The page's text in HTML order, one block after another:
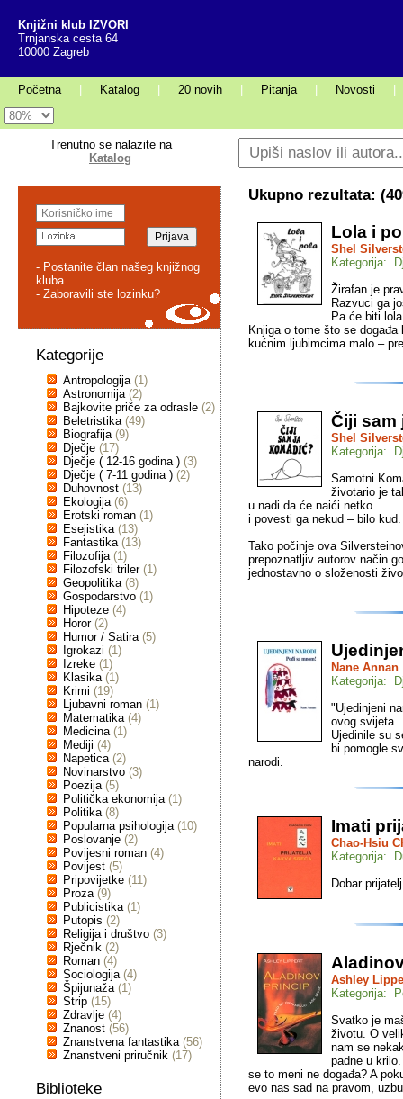
Knjižni klub IZVORI
Trnjanska cesta 64
10000 Zagreb
Početna Katalog 20 novih Pitanja Novosti
Trenutno se nalazite na
Katalog
- Postanite član našeg knjižnog
kluba.
- Zaboravili ste lozinku?
Kategorije
Antropologija (1)
Astronomija (2)
Bajkovite priče za odrasle (2)
Beletristika (49)
Biografija (9)
Dječje (17)
Dječje ( 12-16 godina ) (3)
Dječje ( 7-11 godina ) (2)
Duhovnost (13)
Ekologija (6)
Erotski roman (1)
Esejistika (13)
Fantastika (13)
Filozofija (1)
Filozofski triler (1)
Geopolitika (8)
Gospodarstvo (1)
Hipoteze (4)
Horor (2)
Humor / Satira (5)
Igrokazi (1)
Izreke (1)
Klasika (1)
Krimi (19)
Ljubavni roman (1)
Matematika (4)
Medicina (1)
Mediji (4)
Napetica (2)
Novinarstvo (3)
Poezija (5)
Politička ekonomija (1)
Politika (8)
Popularna psihologija (10)
Poslovanje (2)
Povijesni roman (4)
Povijest (5)
Pripovijetke (11)
Proza (9)
Publicistika (1)
Putopis (2)
Religija i društvo (3)
Rječnik (2)
Roman (4)
Sociologija (4)
Špijunaža (1)
Strip (15)
Zdravlje (4)
Znanost (56)
Znanstvena fantastika (56)
Znanstveni priručnik (17)
Biblioteke
Ukupno rezultata: (
Lola i
Shel
Kategorija:
Žirafan je
Razvuci ga
Pa će biti
Knjiga o tome što se
kućnim ljubimcima malo –
Čiji sam
Shel
Kategorija:
Samotni
životario je
u nadi da će naići netko
i povesti ga nekud – bilo kud.
Tako počinje ova
prepoznatljiv autorov način
jednostavno o složenosti
Nane Annan
Kategorija:
"Ujedinjeni
ovog svijeta.
Ujedinile su
bi pomogle
narodi.
Imati
Chao-Hsiu
Kategorija:
Dobar
Ashley
Kategorija:
Svatko je
životu. O
nam se
padne u
se to meni ne događa? A
evo nas sad na pravom,